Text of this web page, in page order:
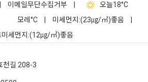
이메일무단수집거부 오늘18°C
모레 °C 미세먼지:(23㎍/㎥)좋음
미세먼지:(12㎍/㎥)좋음
천길 208-3